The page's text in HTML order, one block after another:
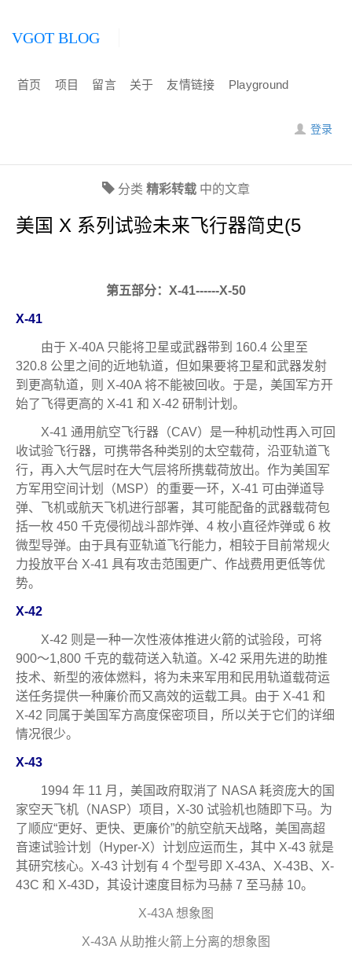
VGOT BLOG
首页 项目 留言 关于 友情链接 Playground
登录
分类 精彩转载 中的文章
美国 X 系列试验未来飞行器简史(5
第五部分：X-41------X-50
X-41
由于 X-40A 只能将卫星或武器带到 160.4 公里至
320.8 公里之间的近地轨道，但如果要将卫星和武器发射
到更高轨道，则 X-40A 将不能被回收。于是，美国军方开
始了飞得更高的 X-41 和 X-42 研制计划。
X-41 通用航空飞行器（CAV）是一种机动性再入可回
收试验飞行器，可携带各种类别的太空载荷，沿亚轨道飞
行，再入大气层时在大气层将所携载荷放出。作为美国军
方军用空间计划（MSP）的重要一环，X-41 可由弹道导
弹、飞机或航天飞机进行部署，其可能配备的武器载荷包
括一枚 450 千克侵彻战斗部炸弹、4 枚小直径炸弹或 6 枚
微型导弹。由于具有亚轨道飞行能力，相较于目前常规火
力投放平台 X-41 具有攻击范围更广、作战费用更低等优
势。
X-42
X-42 则是一种一次性液体推进火箭的试验段，可将
900～1,800 千克的载荷送入轨道。X-42 采用先进的助推
技术、新型的液体燃料，将为未来军用和民用轨道载荷运
送任务提供一种廉价而又高效的运载工具。由于 X-41 和
X-42 同属于美国军方高度保密项目，所以关于它们的详细
情况很少。
X-43
1994 年 11 月，美国政府取消了 NASA 耗资庞大的国
家空天飞机（NASP）项目，X-30 试验机也随即下马。为
了顺应“更好、更快、更廉价”的航空航天战略，美国高超
音速试验计划（Hyper-X）计划应运而生，其中 X-43 就是
其研究核心。X-43 计划有 4 个型号即 X-43A、X-43B、X-
43C 和 X-43D，其设计速度目标为马赫 7 至马赫 10。
X-43A 想象图
X-43A 从助推火箭上分离的想象图